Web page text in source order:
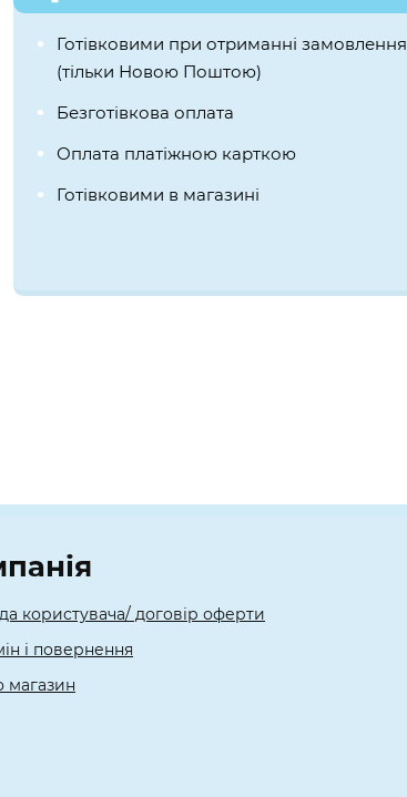
Готівковими при отриманні замовлення
(тільки Новою Поштою)
Безготівкова оплата
Оплата платіжною карткою
Готівковими в магазині
користувача/ договір оферти
і повернення
магазин